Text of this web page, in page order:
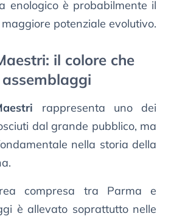
enologico è probabilmente il
potenziale evolutivo.
il colore che
rappresenta uno dei
dal grande pubblico, ma
nella storia della
compresa tra Parma e
è allevato soprattutto nelle